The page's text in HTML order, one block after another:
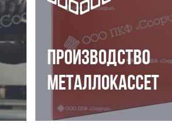
ПРОИЗВОДСТВО
МЕТАЛЛОКАССЕТ